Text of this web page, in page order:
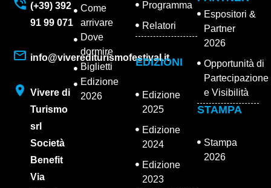
(+39) 392
91 99 071
info@viverediturismofestival.it
Vivere di
Turismo
srl
Società
Benefit
Via
Come
arrivare
Dove
dormire
Biglietti
Edizione
2026
Programma
Relatori
EDIZIONI
Edizione
2025
Edizione
2024
Edizione
2023
Espositori &
Partner
2026
Opportunità di
Partecipazione
e Visibilità
STAMPA
Stampa
2026